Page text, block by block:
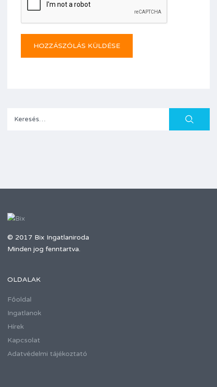
Keresés:
© 2017 Bix Ingatlaniroda
Minden jog fenntartva.
OLDALAK
Főoldal
Ingatlanok
Hírek
Kapcsolat
Adatvédelmi tájékoztató